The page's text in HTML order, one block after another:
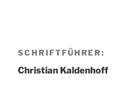
SCHRIFTFÜHRER:
Christian Kaldenhoff